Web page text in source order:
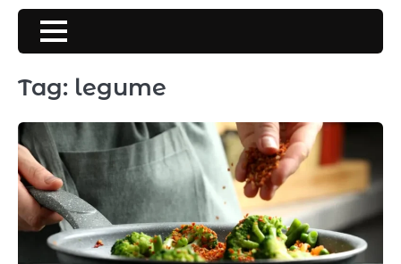
Skip
content
Tag: legume